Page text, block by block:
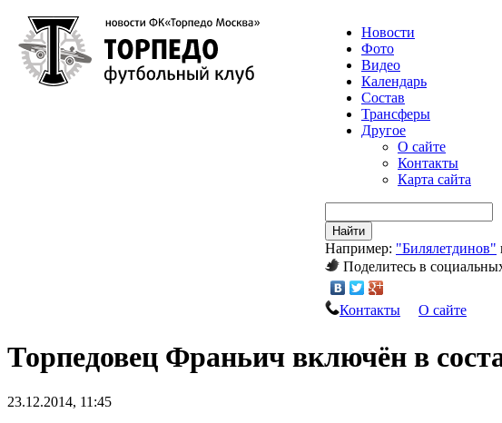
Новости
Фото
Видео
Календарь
Состав
Трансферы
Другое
О сайте
Контакты
Карта сайта
Найти
Например: "Билялетдинов"
Поделитесь в
Контакты О сайте
Торпедовец Франьич включён в
23.12.2014, 11:45